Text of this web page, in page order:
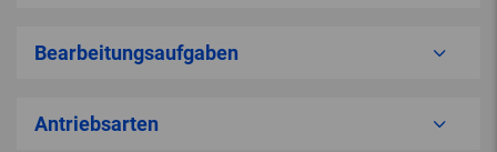
Bearbeitungsaufgaben
Antriebsarten